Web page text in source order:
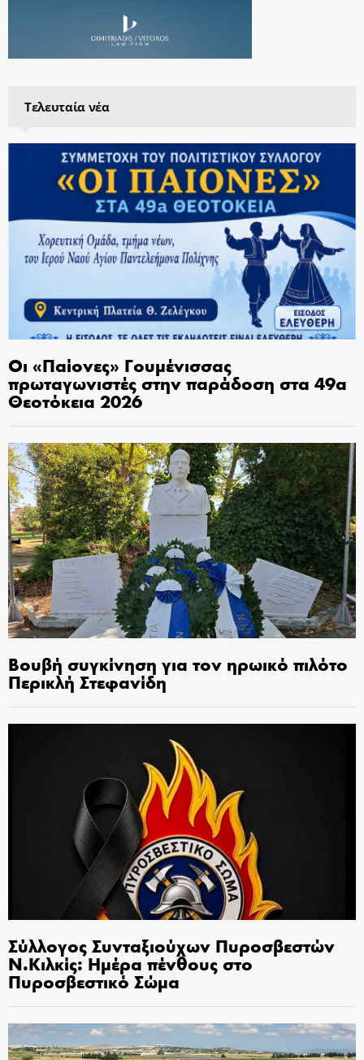
Τελευταία νέα
Οι «Παίονες» Γουμένισσας
πρωταγωνιστές στην παράδοση στα 49α
Θεοτόκεια 2026
Βουβή συγκίνηση για τον ηρωικό πιλότο
Περικλή Στεφανίδη
Σύλλογος Συνταξιούχων Πυροσβεστών
Ν.Κιλκίς: Ημέρα πένθους στο
Πυροσβεστικό Σώμα